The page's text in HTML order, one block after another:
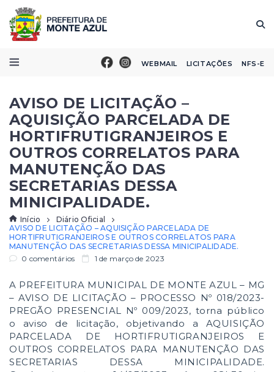
WEBMAIL LICITAÇÕES NFS-E
AVISO DE LICITAÇÃO –
AQUISIÇÃO PARCELADA DE
HORTIFRUTIGRANJEIROS E
OUTROS CORRELATOS PARA
MANUTENÇÃO DAS
SECRETARIAS DESSA
MINICIPALIDADE.
Início
Diário Oficial
AVISO DE LICITAÇÃO – AQUISIÇÃO PARCELADA DE
HORTIFRUTIGRANJEIROS E OUTROS CORRELATOS PARA
MANUTENÇÃO DAS SECRETARIAS DESSA MINICIPALIDADE.
0 comentários
1 de março de 2023
A PREFEITURA MUNICIPAL DE MONTE AZUL – MG
– AVISO DE LICITAÇÃO – PROCESSO Nº 018/2023-
PREGÃO PRESENCIAL Nº 009/2023, torna público
o aviso de licitação, objetivando a AQUISIÇÃO
PARCELADA DE HORTIFRUTIGRANJEIROS E
OUTROS CORRELATOS PARA MANUTENÇÃO DAS
SECRETARIAS DESSA MINICIPALIDADE.